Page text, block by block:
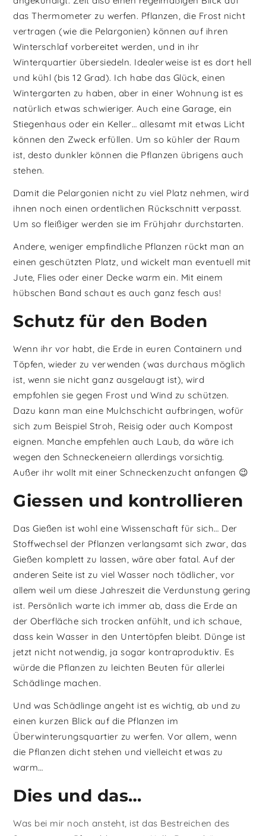
das Thermometer zu werfen. Pflanzen, die Frost nicht
vertragen (wie die Pelargonien) können auf ihren
Winterschlaf vorbereitet werden, und in ihr
Winterquartier übersiedeln. Idealerweise ist es dort hell
und kühl (bis 12 Grad). Ich habe das Glück, einen
Wintergarten zu haben, aber in einer Wohnung ist es
natürlich etwas schwieriger. Auch eine Garage, ein
Stiegenhaus oder ein Keller… allesamt mit etwas Licht
können den Zweck erfüllen. Um so kühler der Raum
ist, desto dunkler können die Pflanzen übrigens auch
stehen.
Damit die Pelargonien nicht zu viel Platz nehmen, wird
ihnen noch einen ordentlichen Rückschnitt verpasst.
Um so fleißiger werden sie im Frühjahr durchstarten.
Andere, weniger empfindliche Pflanzen rückt man an
einen geschützten Platz, und wickelt man eventuell mit
Jute, Flies oder einer Decke warm ein. Mit einem
hübschen Band schaut es auch ganz fesch aus!
Schutz für den Boden
Wenn ihr vor habt, die Erde in euren Containern und
Töpfen, wieder zu verwenden (was durchaus möglich
ist, wenn sie nicht ganz ausgelaugt ist), wird
empfohlen sie gegen Frost und Wind zu schützen.
Dazu kann man eine Mulchschicht aufbringen, wofür
sich zum Beispiel Stroh, Reisig oder auch Kompost
eignen. Manche empfehlen auch Laub, da wäre ich
wegen den Schneckeneiern allerdings vorsichtig.
Außer ihr wollt mit einer Schneckenzucht anfangen 😉
Giessen und kontrollieren
Das Gießen ist wohl eine Wissenschaft für sich… Der
Stoffwechsel der Pflanzen verlangsamt sich zwar, das
Gießen komplett zu lassen, wäre aber fatal. Auf der
anderen Seite ist zu viel Wasser noch tödlicher, vor
allem weil um diese Jahreszeit die Verdunstung gering
ist. Persönlich warte ich immer ab, dass die Erde an
der Oberfläche sich trocken anfühlt, und ich schaue,
dass kein Wasser in den Untertöpfen bleibt. Dünge ist
jetzt nicht notwendig, ja sogar kontraproduktiv. Es
würde die Pflanzen zu leichten Beuten für allerlei
Schädlinge machen.
Und was Schädlinge angeht ist es wichtig, ab und zu
einen kurzen Blick auf die Pflanzen im
Überwinterungsquartier zu werfen. Vor allem, wenn
die Pflanzen dicht stehen und vielleicht etwas zu
warm…
Dies und das…
Was bei mir noch ansteht, ist das Bestreichen des